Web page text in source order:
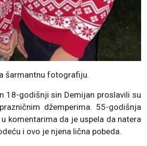
šarmantnu fotografiju.
18-godišnji sin Demijan proslavili su
džemperima. 55-godišnja
komentarima da je uspela da natera
i ovo je njena lična pobeda.